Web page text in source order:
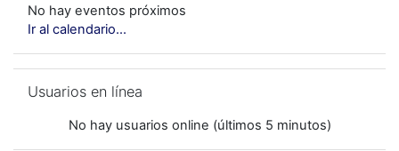
No hay eventos próximos
Ir al calendario...
Usuarios en línea
No hay usuarios online (últimos 5 minutos)